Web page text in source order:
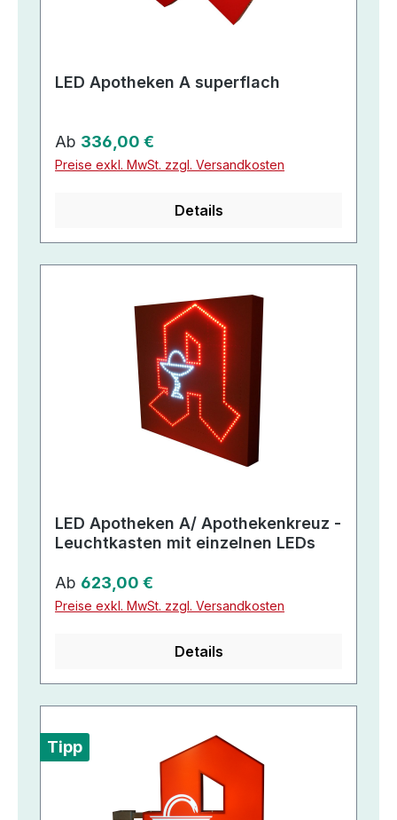
LED Apotheken A superflach
Regulärer Preis:
Ab 336,00 €
Preise exkl. MwSt. zzgl. Versandkosten
Details
LED Apotheken A/ Apothekenkreuz -
Leuchtkasten mit einzelnen LEDs
Regulärer Preis:
Ab 623,00 €
Preise exkl. MwSt. zzgl. Versandkosten
Details
Tipp